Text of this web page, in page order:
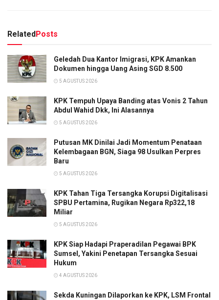
Related Posts
Geledah Dua Kantor Imigrasi, KPK Amankan
Dokumen hingga Uang Asing SGD 8.500
5 AGUSTUS 2026
KPK Tempuh Upaya Banding atas Vonis 2 Tahun
Abdul Wahid Dkk, Ini Alasannya
5 AGUSTUS 2026
Putusan MK Dinilai Jadi Momentum Penataan
Kelembagaan BGN, Siaga 98 Usulkan Perpres
Baru
5 AGUSTUS 2026
KPK Tahan Tiga Tersangka Korupsi Digitalisasi
SPBU Pertamina, Rugikan Negara Rp322,18
Miliar
5 AGUSTUS 2026
KPK Siap Hadapi Praperadilan Pegawai BPK
Sumsel, Yakini Penetapan Tersangka Sesuai
Hukum
4 AGUSTUS 2026
Sekda Kuningan Dilaporkan ke KPK, LSM Frontal